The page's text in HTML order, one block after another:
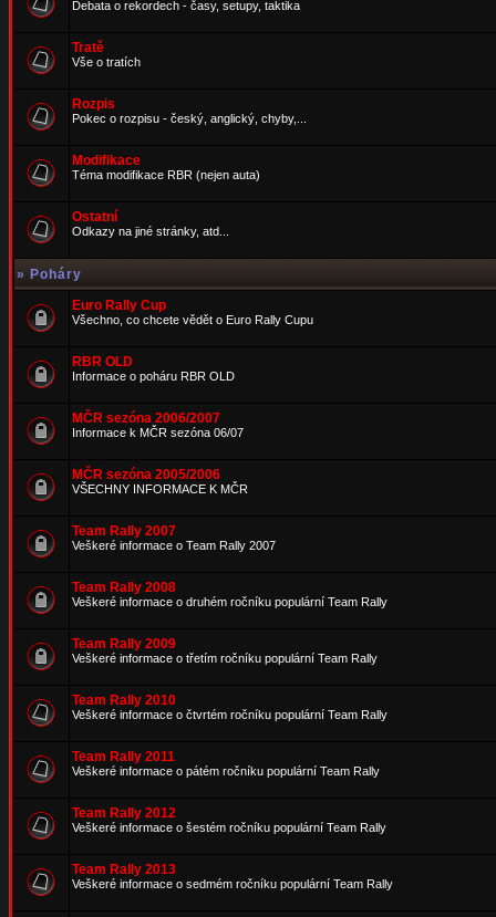
Debata o rekordech - časy, setupy, taktika
Tratě
Vše o tratích
Rozpis
Pokec o rozpisu - český, anglický, chyby,...
Modifikace
Téma modifikace RBR (nejen auta)
Ostatní
Odkazy na jiné stránky, atd...
» Poháry
Euro Rally Cup
Všechno, co chcete vědět o Euro Rally Cupu
RBR OLD
Informace o poháru RBR OLD
MČR sezóna 2006/2007
Informace k MČR sezóna 06/07
MČR sezóna 2005/2006
VŠECHNY INFORMACE K MČR
Team Rally 2007
Veškeré informace o Team Rally 2007
Team Rally 2008
Veškeré informace o druhém ročníku populární Team Rally
Team Rally 2009
Veškeré informace o třetím ročníku populární Team Rally
Team Rally 2010
Veškeré informace o čtvrtém ročníku populární Team Rally
Team Rally 2011
Veškeré informace o pátém ročníku populární Team Rally
Team Rally 2012
Veškeré informace o šestém ročníku populární Team Rally
Team Rally 2013
Veškeré informace o sedmém ročníku populární Team Rally